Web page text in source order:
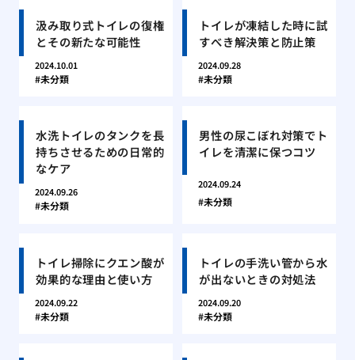
汲み取り式トイレの復権
とその新たな可能性
2024.10.01
未分類
トイレが凍結した時に試
すべき解決策と防止策
2024.09.28
未分類
水洗トイレのタンクを長
持ちさせるための日常的
なケア
2024.09.26
未分類
男性の尿こぼれ対策でト
イレを清潔に保つコツ
2024.09.24
未分類
トイレ掃除にクエン酸が
効果的な理由と使い方
2024.09.22
未分類
トイレの手洗い管から水
が出ないときの対処法
2024.09.20
未分類